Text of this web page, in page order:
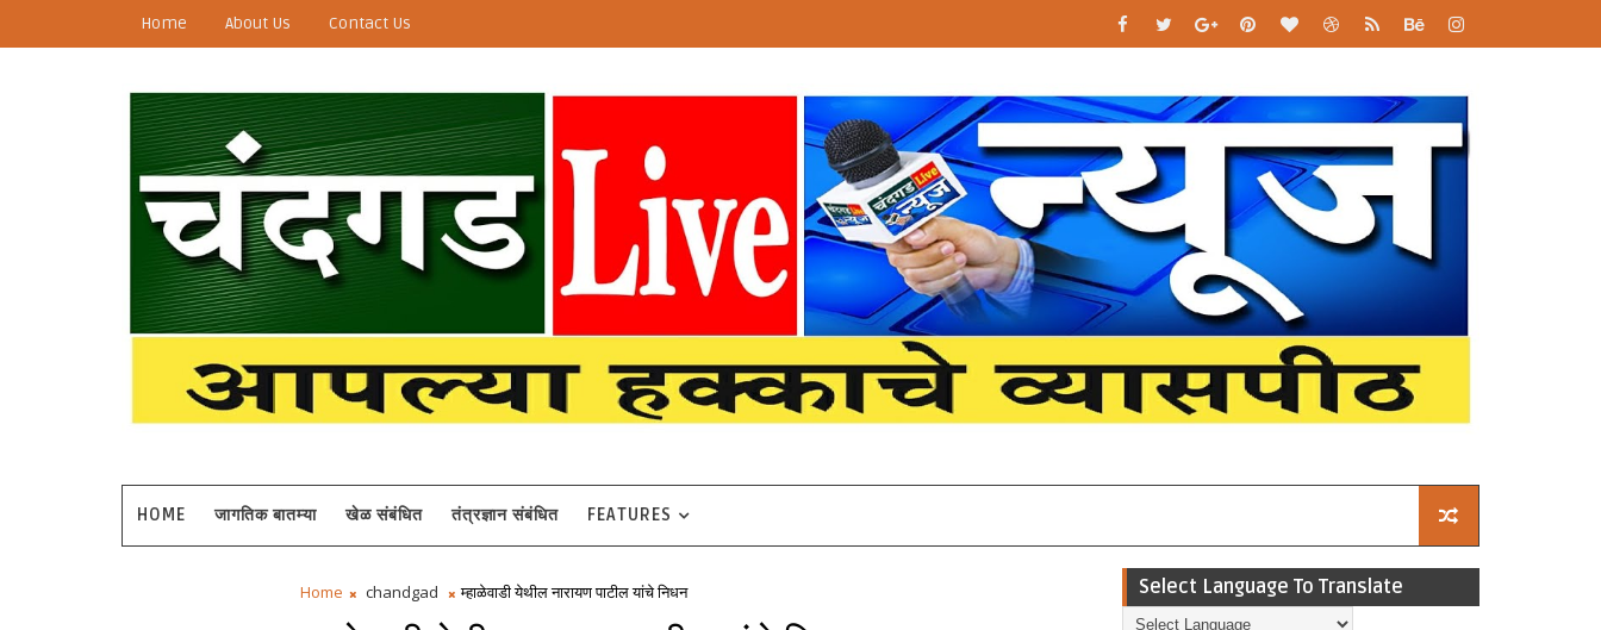
Home About Us Contact Us
HOME जागतिक बातम्या खेळ संबंधित तंत्रज्ञान संबंधित FEATURES
Home chandgad म्हाळेवाडी येथील नारायण पाटील यांचे निधन Select Language To Translate